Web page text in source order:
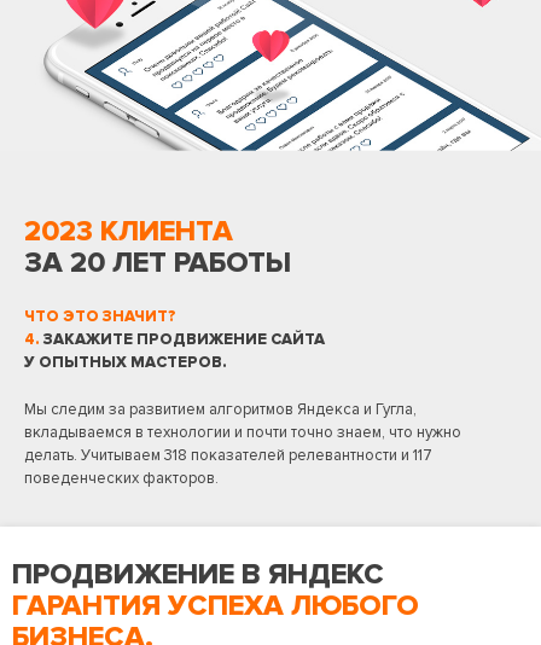
2023 КЛИЕНТА
ЗА 20 ЛЕТ РАБОТЫ
ЧТО ЭТО ЗНАЧИТ?
4. ЗАКАЖИТЕ ПРОДВИЖЕНИЕ САЙТА
У ОПЫТНЫХ МАСТЕРОВ.
Мы следим за развитием алгоритмов Яндекса и Гугла,
вкладываемся в технологии и почти точно знаем, что нужно
делать. Учитываем 318 показателей релевантности и 117
поведенческих факторов.
ПРОДВИЖЕНИЕ В ЯНДЕКС
ГАРАНТИЯ УСПЕХА ЛЮБОГО
БИЗНЕСА.